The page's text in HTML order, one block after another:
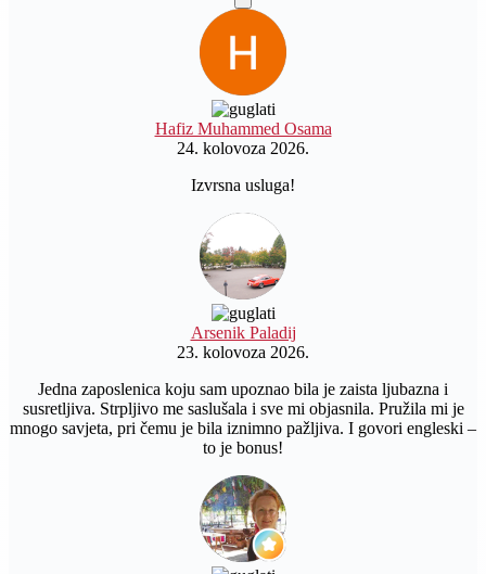
Hafiz Muhammed Osama
24. kolovoza 2026.
Izvrsna usluga!
Arsenik Paladij
23. kolovoza 2026.
Jedna zaposlenica koju sam upoznao bila je zaista ljubazna i
susretljiva. Strpljivo me saslušala i sve mi objasnila. Pružila mi je
mnogo savjeta, pri čemu je bila iznimno pažljiva. I govori engleski –
to je bonus!